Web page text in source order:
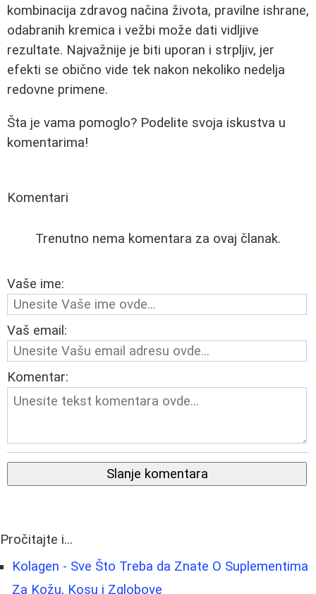
kombinacija zdravog načina života, pravilne ishrane,
odabranih kremica i vežbi može dati vidljive
rezultate. Najvažnije je biti uporan i strpljiv, jer
efekti se obično vide tek nakon nekoliko nedelja
redovne primene.
Šta je vama pomoglo? Podelite svoja iskustva u
komentarima!
Komentari
Trenutno nema komentara za ovaj članak.
Vaše ime:
Vaš email:
Komentar:
Slanje komentara
Pročitajte i...
Kolagen - Sve Što Treba da Znate O Suplementima
Za Kožu, Kosu i Zglobove